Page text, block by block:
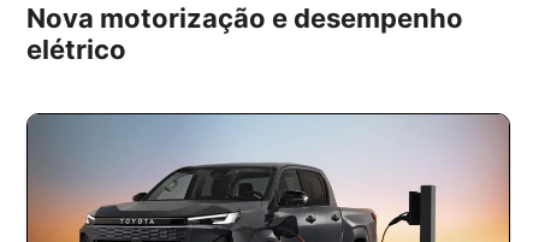
Nova motorização e desempenho
elétrico